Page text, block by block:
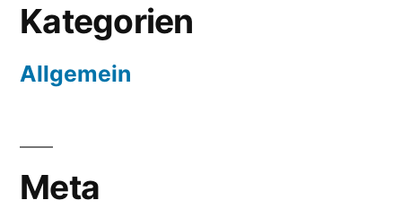
Kategorien
Allgemein
Meta